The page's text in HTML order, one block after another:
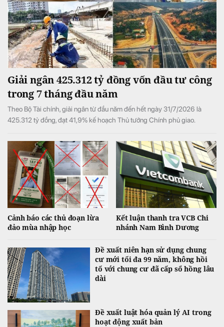
Giải ngân 425.312 tỷ đồng vốn đầu tư công
trong 7 tháng đầu năm
Theo Bộ Tài chính, giải ngân từ đầu năm đến hết ngày 31/7/2026 là
425.312 tỷ đồng, đạt 41,9% kế hoạch Thủ tướng Chính phủ giao.
Cảnh báo các thủ đoạn lừa
đảo mùa nhập học
Kết luận thanh tra VCB Chi
nhánh Nam Bình Dương
Đề xuất niên hạn sử dụng chung
cư mới tối đa 99 năm, không hồi
tố với chung cư đã cấp sổ hồng lâu
dài
Đề xuất luật hóa quản lý AI trong
hoạt động xuất bản